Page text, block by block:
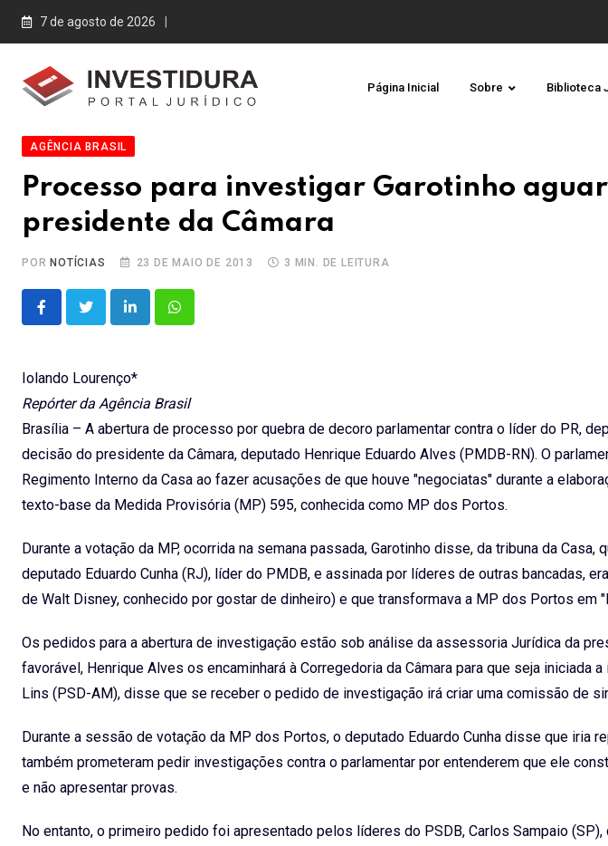
Skip
7 de agosto de 2026
Página Inicial Sobre Biblioteca
AGÊNCIA BRASIL
Processo para investigar Garotinho
presidente da Câmara
PORNOTÍCIAS 23 DE MAIO DE 2013 3 MIN. DE LEITURA
LinkedInWhatsapp
Iolando Lourenço*
Repórter da Agência Brasil
Brasília – A abertura de processo por quebra de decoro parlamentar contra o líder do PR,
decisão do presidente da Câmara, deputado Henrique Eduardo Alves (PMDB-RN). O
Regimento Interno da Casa ao fazer acusações de que houve "negociatas" durante a
texto-base da Medida Provisória (MP) 595, conhecida como MP dos Portos.
Durante a votação da MP, ocorrida na semana passada, Garotinho disse, da tribuna da Casa,
deputado Eduardo Cunha (RJ), líder do PMDB, e assinada por líderes de outras bancadas,
de Walt Disney, conhecido por gostar de dinheiro) e que transformava a MP dos Portos em
Os pedidos para a abertura de investigação estão sob análise da assessoria Jurídica da
favorável, Henrique Alves os encaminhará à Corregedoria da Câmara para que seja iniciada
Lins (PSD-AM), disse que se receber o pedido de investigação irá criar uma comissão de
Durante a sessão de votação da MP dos Portos, o deputado Eduardo Cunha disse que iria
também prometeram pedir investigações contra o parlamentar por entenderem que ele
e não apresentar provas.
No entanto, o primeiro pedido foi apresentado pelos líderes do PSDB, Carlos Sampaio (SP),